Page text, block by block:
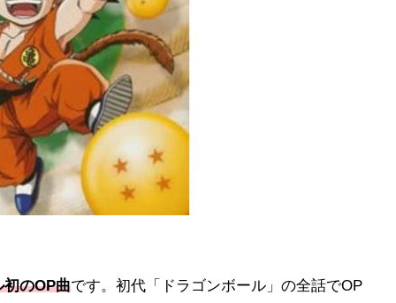
初のOP曲です。初代「ドラゴンボール」の全話でOP